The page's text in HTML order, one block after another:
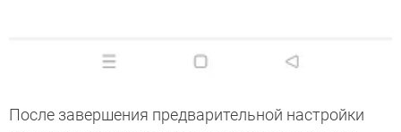
После завершения предварительной настройки